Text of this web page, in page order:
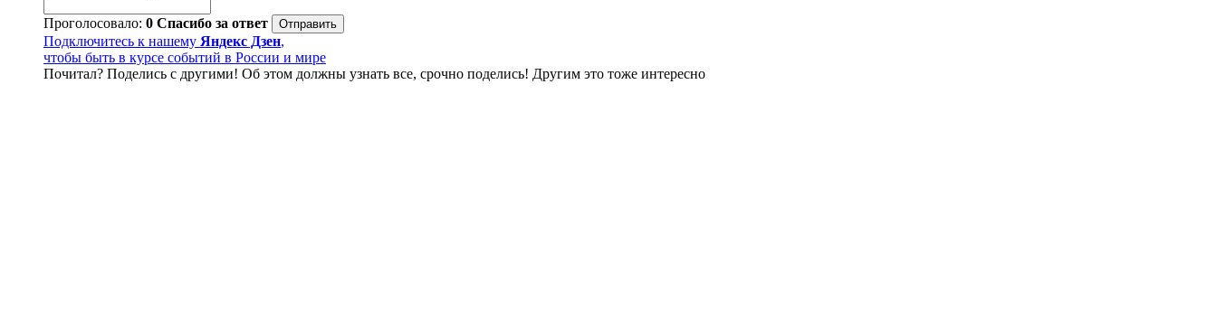
Проголосовало: 0 Спасибо за ответ
Подключитесь к нашему Яндекс Дзен,
чтобы быть в курсе событий в России и мире
Почитал? Поделись с другими! Об этом должны узнать все, срочно поделись! Другим это тоже интересно